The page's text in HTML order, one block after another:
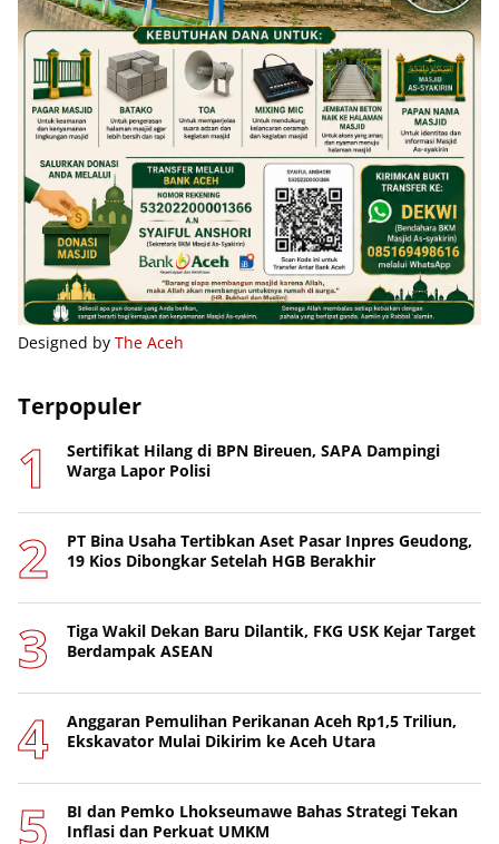
Designed by The Aceh
Terpopuler
Sertifikat Hilang di BPN Bireuen, SAPA Dampingi
Warga Lapor Polisi
PT Bina Usaha Tertibkan Aset Pasar Inpres Geudong,
19 Kios Dibongkar Setelah HGB Berakhir
Tiga Wakil Dekan Baru Dilantik, FKG USK Kejar Target
Berdampak ASEAN
Anggaran Pemulihan Perikanan Aceh Rp1,5 Triliun,
Ekskavator Mulai Dikirim ke Aceh Utara
BI dan Pemko Lhokseumawe Bahas Strategi Tekan
Inflasi dan Perkuat UMKM